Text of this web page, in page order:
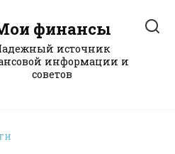
финансы
источник
информации и
советов